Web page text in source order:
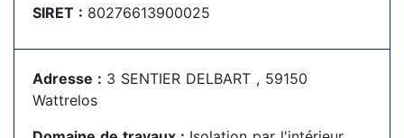
SIRET : 80276613900025
Adresse : 3 SENTIER DELBART , 59150
Wattrelos